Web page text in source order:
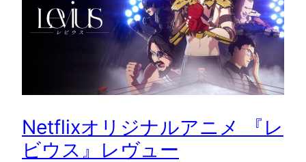
Netflixオリジナルアニメ 『レ
ビウス』レヴュー